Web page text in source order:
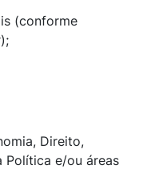
(conforme
Direito,
Política e/ou áreas